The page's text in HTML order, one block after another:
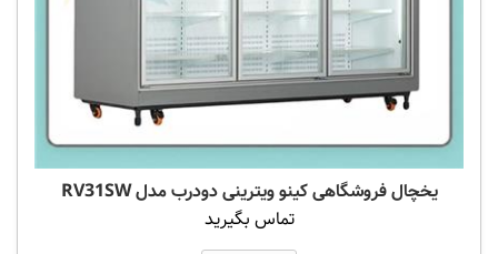
یخچال فروشگاهی کینو ویترینی دودرب مدل RV31SW
تماس بگیرید